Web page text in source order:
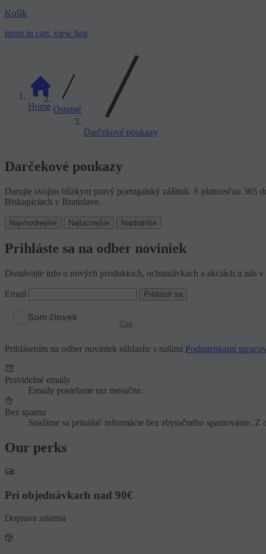
Košík
items in cart, view bag
Home Ostatné
Darčekové poukazy
Darčekové poukazy
Darujte svojim blízkym pravý portugalský zážitok. S platnosťou 365
Biskupiciach v Bratislave.
Najvhodnejšie Najlacnejšie Najdrahšie
Prihláste sa na odber noviniek
Dostávajte info o nových produktoch, ochutnávkach a akciách u nás
Email Prihlásiť sa
Prihlásením na odber noviniek súhlasíte s našimi Podmienkami
Pravidelné emaily
Emaily posielame raz mesačne.
Bez spamu
Snažíme sa prinášať informácie bez zbytočného spamovanie.
Our perks
Pri objednávkach nad 90€
Doprava zdarma